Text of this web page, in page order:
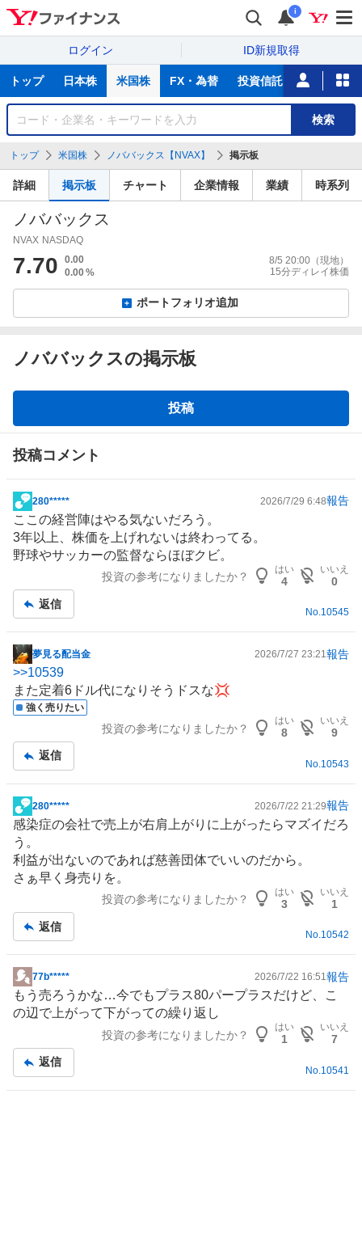
i
ログイン ID新規取得
サ
トップ 日本株 米国株 FX・為替 投資信託 ニュース
銘
検
索
検索
トップ 米国株 ノババックス【NVAX】 掲示板
詳細 掲示板 チャート 企業情報 業績 時系列
ノババックス
NVAX NASDAQ
7.70
0.00
0.00%
8/5 20:00 （現地）
15分ディレイ株価
ポートフォリオ追加
ノババックスの掲示板
板
投稿
投稿コメント
掲
示
板
記
280***** 2026/7/29 6:48報告
ここの経営陣はやる気ないだろう。
3年以上、株価を上げれないは終わってる。
野球やサッカーの監督ならほぼクビ。
投資の参考になりましたか？
はい
4
いいえ
0
返信
No.10545
掲
示
板
記
夢見る配当金 2026/7/27 23:21報告
>>10539
また定着6ドル代になりそうドスな💢
強く売りたい
投資の参考になりましたか？
はい
8
いいえ
9
返信
No. 10543
掲
示
板
記
事
280***** 2026/7/22 21:29報告
感染症の会社で売上が右肩上がりに上がったらマズイだろ
う。
利益が出ないのであれば慈善団体でいいのだから。
さぁ早く身売りを。
投資の参考になりましたか？
はい
3
いいえ
1
返信
No.10542
掲
示
板
77b***** 2026/7/22 16:51報告
もう売ろうかな…今でもプラス80パープラスだけど、こ
の辺で上がって下がっての繰り返し
投資の参考になりましたか？
はい
1
いいえ
7
返信
No. 10541